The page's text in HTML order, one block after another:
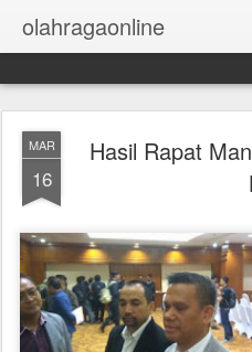
olahragaonline
MAR
16
Hasil Rapat